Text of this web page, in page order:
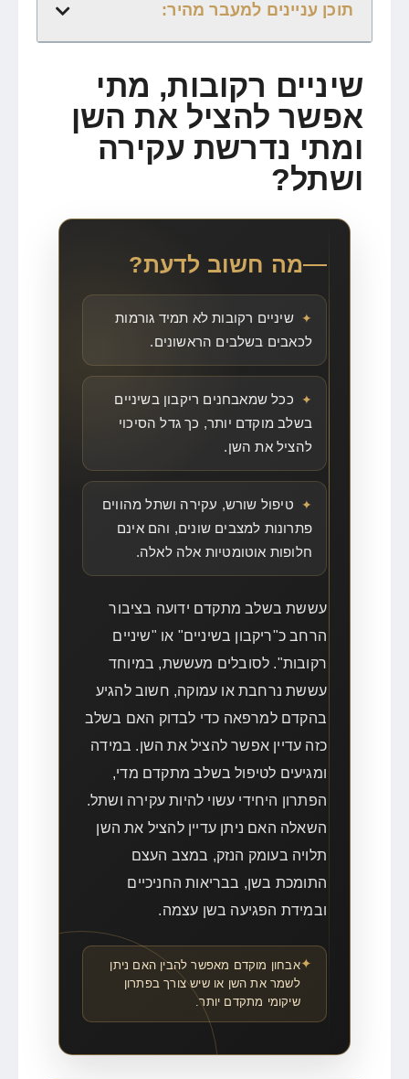
תוכן עניינים למעבר מהיר:
שיניים רקובות, מתי
אפשר להציל את השן
ומתי נדרשת עקירה
ושתל?
מה חשוב לדעת?
שיניים רקובות לא תמיד גורמות
לכאבים בשלבים הראשונים.
ככל שמאבחנים ריקבון בשיניים
בשלב מוקדם יותר, כך גדל הסיכוי
להציל את השן.
טיפול שורש, עקירה ושתל מהווים
פתרונות למצבים שונים, והם אינם
חלופות אוטומטיות אלה לאלה.
עששת בשלב מתקדם ידועה בציבור
הרחב כ"ריקבון בשיניים" או "שיניים
רקובות". לסובלים מעששת, במיוחד
עששת נרחבת או עמוקה, חשוב להגיע
בהקדם למרפאה כדי לבדוק האם בשלב
כזה עדיין אפשר להציל את השן. במידה
ומגיעים לטיפול בשלב מתקדם מדי,
הפתרון היחידי עשוי להיות עקירה ושתל.
השאלה האם ניתן עדיין להציל את השן
תלויה בעומק הנזק, במצב העצם
התומכת בשן, בבריאות החניכיים
ובמידת הפגיעה בשן עצמה.
אבחון מוקדם מאפשר להבין האם ניתן
לשמר את השן או שיש צורך בפתרון
שיקומי מתקדם יותר.